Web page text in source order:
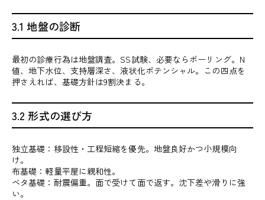
3.1 地盤の診断
最初の診療行為は地盤調査。SS試験、必要ならボーリング。N
値、地下水位、支持層深さ、液状化ポテンシャル。この四点を
押さえれば、基礎方針は9割決まる。
3.2 形式の選び方
独立基礎：移設性・工程短縮を優先。地盤良好かつ小規模向
け。
布基礎：軽量平屋に親和性。
ベタ基礎：耐震偏重。面で受けて面で返す。沈下差や滑りに強
い。